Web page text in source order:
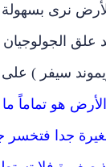
نرى
علق الجولوجيان
سيفر ) على
هو تماماً
جدا فتخسر